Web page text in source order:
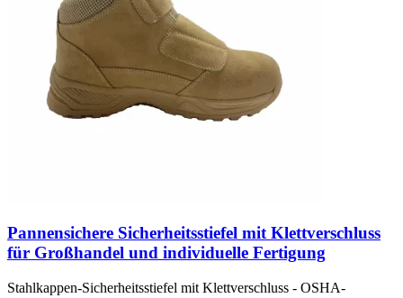
Pannensichere Sicherheitsstiefel mit Klettverschluss
für Großhandel und individuelle Fertigung
Stahlkappen-Sicherheitsstiefel mit Klettverschluss - OSHA-